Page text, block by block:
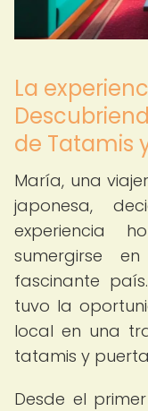
La
de Tatamis
María, una
japonesa,
experiencia
sumergirse
fascinante
tuvo la
local en una
tatamis y
Desde el